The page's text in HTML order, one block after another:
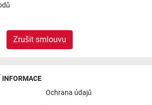
Zrušit smlouvu
Ochrana údajů